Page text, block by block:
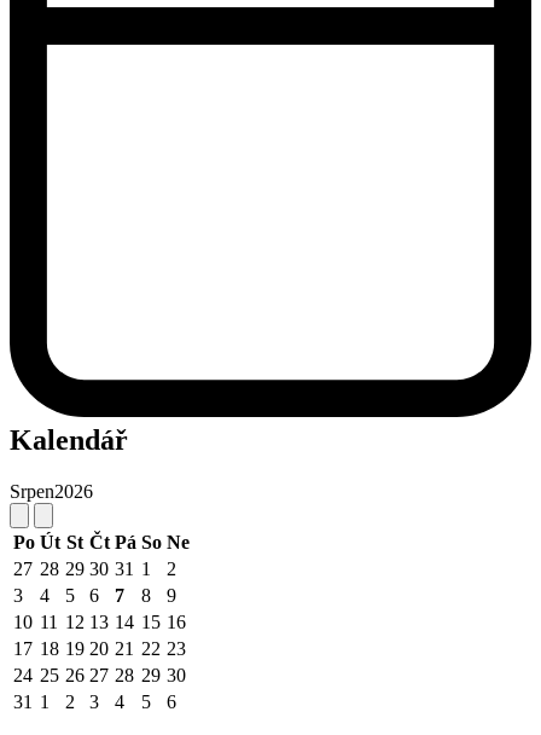
Kalendář
Srpen2026
Po Út St Čt Pá So Ne
27 28 29 30 31 1
2
3
4 5 6 7 8
9
10 11 12 13 14 15 16
17 18 19 20 21 22 23
24 25 26 27 28 29 30
31 1 2 3 4 5 6